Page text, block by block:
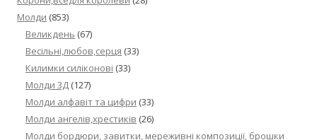
Молди (853)
Великдень (67)
Весільні,любов,серця (33)
Килимки силіконові (33)
Молди 3Д (127)
Молди алфавіт та цифри (33)
Молди ангелів,хрестиків (26)
Молди бордюри, завитки, мереживні композиції, брошки